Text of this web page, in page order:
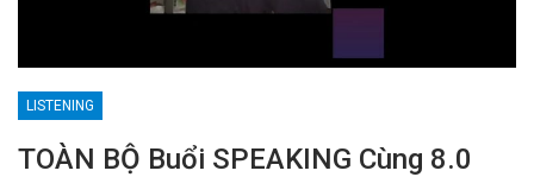
LISTENING
TOÀN BỘ Buổi SPEAKING Cùng 8.0